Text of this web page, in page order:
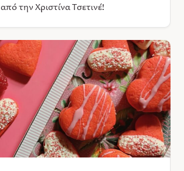
από την Χριστίνα Τσετινέ!